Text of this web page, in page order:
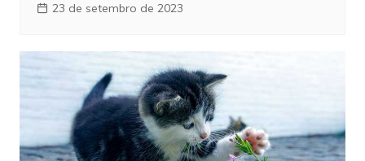
23 de setembro de 2023